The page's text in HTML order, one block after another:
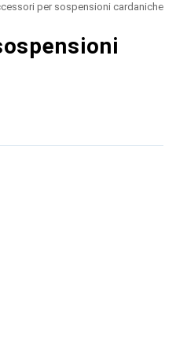
per sospensioni cardaniche